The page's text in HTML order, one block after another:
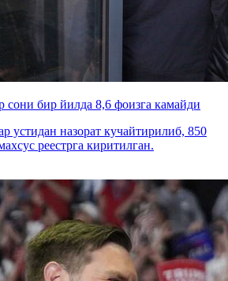
сони бир йилда 8,6 фоизга камайди
устидан назорат кучайтирилиб, 850
реестрга киритилган.